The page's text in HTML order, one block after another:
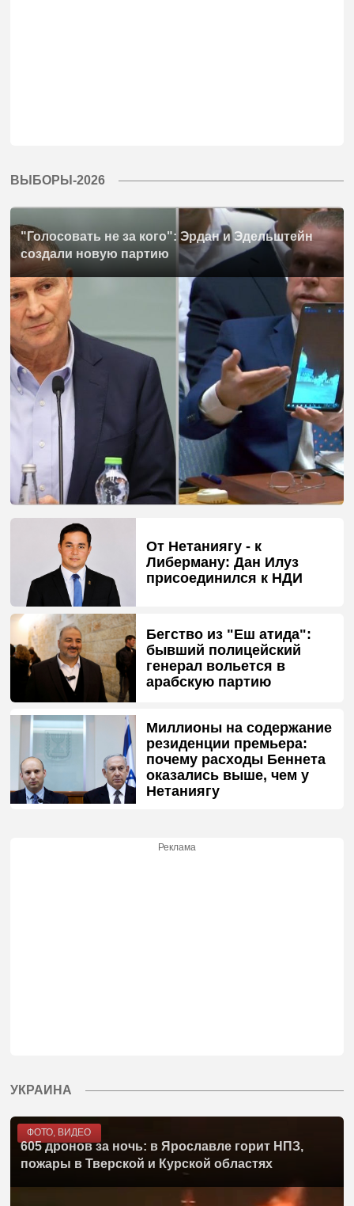
ВЫБОРЫ-2026
"Голосовать не за кого": Эрдан и Эдельштейн
создали новую партию
От Нетаниягу - к
Либерману: Дан Илуз
присоединился к НДИ
Бегство из "Еш атида":
бывший полицейский
генерал вольется в
арабскую партию
Миллионы на содержание
резиденции премьера:
почему расходы Беннета
оказались выше, чем у
Нетаниягу
Реклама
УКРАИНА
ФОТО, ВИДЕО
605 дронов за ночь: в Ярославле горит НПЗ,
пожары в Тверской и Курской областях